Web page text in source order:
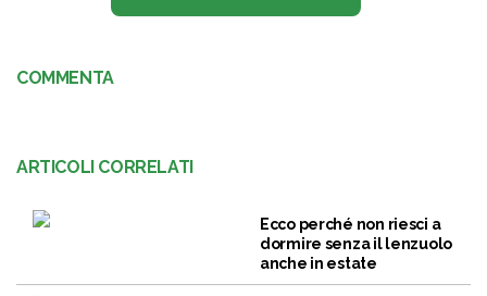
COMMENTA
ARTICOLI CORRELATI
Ecco perché non riesci a
dormire senza il lenzuolo
anche in estate